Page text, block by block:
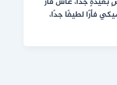
فأرًا لطيفًا جدًا،